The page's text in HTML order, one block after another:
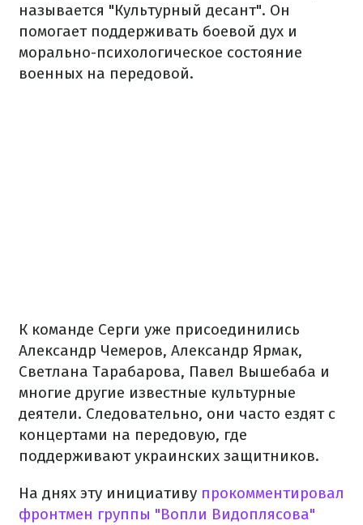
называется "Культурный десант". Он
помогает поддерживать боевой дух и
морально-психологическое состояние
военных на передовой.
К команде Серги уже присоединились
Александр Чемеров, Александр Ярмак,
Светлана Тарабарова, Павел Вышебаба и
многие другие известные культурные
деятели. Следовательно, они часто ездят с
концертами на передовую, где
поддерживают украинских защитников.
На днях эту инициативу прокомментировал
фронтмен группы "Вопли Видоплясова"